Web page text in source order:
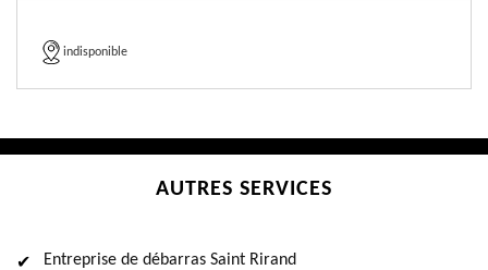
indisponible
AUTRES SERVICES
Entreprise de débarras Saint Rirand